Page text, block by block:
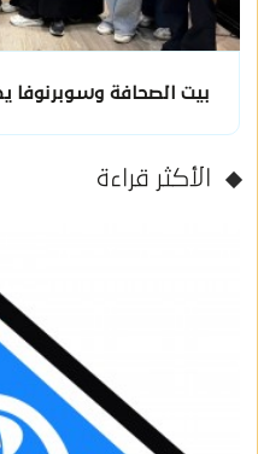
بيت الصحافة
الأكثر قراءة